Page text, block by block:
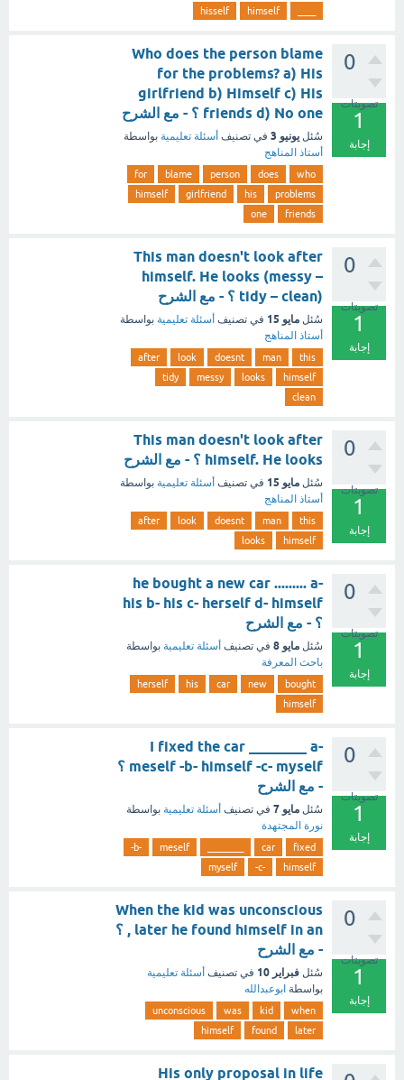
himself
hisself
0
تصويتات
1
إجابة
Who does the person blame
for the problems? a) His
girlfriend b) Himself c) His
friends d) No one ؟ - مع الشرح
سُئل يونيو 3 في تصنيف أسئلة تعليمية بواسطة
أستاذ المناهج
who
does
person
blame
for
problems
his
girlfriend
himself
friends
one
0
تصويتات
1
إجابة
This man doesn't look after
himself. He looks (messy –
tidy – clean) ؟ - مع الشرح
سُئل مايو 15 في تصنيف أسئلة تعليمية بواسطة
أستاذ المناهج
this
man
doesnt
look
after
himself
looks
messy
tidy
clean
0
تصويتات
1
إجابة
This man doesn't look after
himself. He looks ؟ - مع الشرح
سُئل مايو 15 في تصنيف أسئلة تعليمية بواسطة
أستاذ المناهج
this
man
doesnt
look
after
himself
looks
0
تصويتات
1
إجابة
he bought a new car ......... a-
his b- his c- herself d- himself
؟ - مع الشرح
سُئل مايو 8 في تصنيف أسئلة تعليمية بواسطة
باحث المعرفة
bought
new
car
his
herself
himself
0
تصويتات
1
إجابة
I fixed the car ________ a-
meself -b- himself -c- myself ؟
- مع الشرح
سُئل مايو 7 في تصنيف أسئلة تعليمية بواسطة
نورة المجتهدة
fixed
car
meself
-b-
himself
-c-
myself
0
تصويتات
1
إجابة
When the kid was unconscious
, later he found himself in an ؟
- مع الشرح
سُئل فبراير 10 في تصنيف أسئلة تعليمية
بواسطة ابوعبدالله
when
kid
was
unconscious
later
found
himself
His only proposal in life